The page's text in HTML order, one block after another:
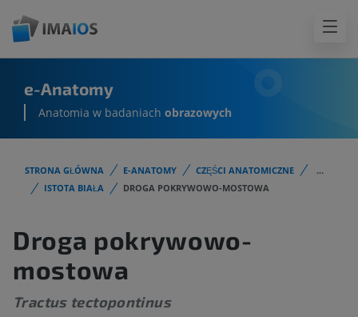
e-Anatomy
Anatomia w badaniach obrazowych
STRONA GŁÓWNA E-ANATOMY CZĘŚCI ANATOMICZNE
...
ISTOTA BIAŁA
DROGA POKRYWOWO-MOSTOWA
Droga pokrywowo-
mostowa
Tractus tectopontinus